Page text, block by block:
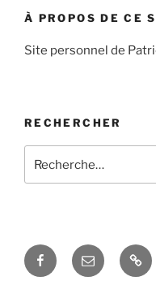
À PROPOS DE CE
Site personnel de
RECHERCHER
pour
FacebookCourriel
–